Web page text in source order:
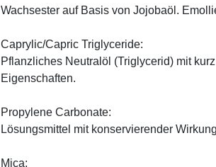
Wachsester auf Basis von Jojobaöl.
Caprylic/Capric Triglyceride:
Pflanzliches Neutralöl (Triglycerid) mit
Eigenschaften.
Propylene Carbonate:
Lösungsmittel mit konservierender
Mica: